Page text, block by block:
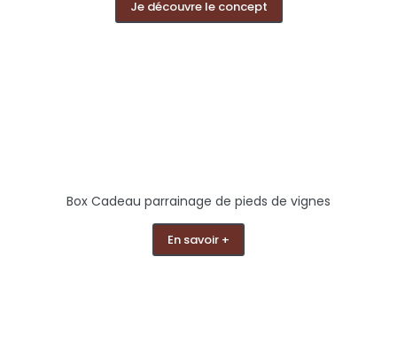
Je découvre le concept
Box Cadeau parrainage de pieds de vignes
En savoir +